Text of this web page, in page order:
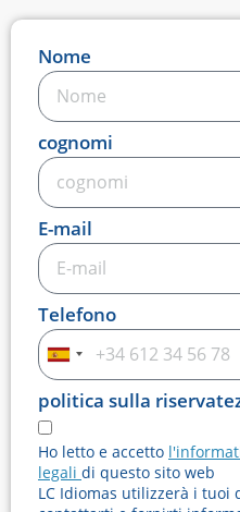
Nome
cognomi
E-mail
Telefono
Spagna
+34
politica sulla
Ho letto e accetto
legali di questo sito web
LC Idiomas utilizzerà i tuoi